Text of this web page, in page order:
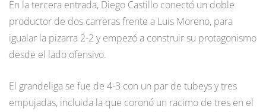
En la tercera entrada, Diego Castillo conectó un doble
productor de dos carreras frente a Luis Moreno, para
igualar la pizarra 2-2 y empezó a construir su protagonismo
desde el lado ofensivo.
El grandeliga se fue de 4-3 con un par de tubeys y tres
empujadas, incluida la que coronó un racimo de tres en el